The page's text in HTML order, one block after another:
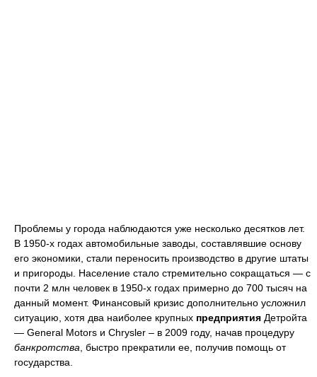
Проблемы у города наблюдаются уже несколько десятков лет.
В 1950-х годах автомобильные заводы, составлявшие основу
его экономики, стали переносить производство в другие штаты
и пригороды. Население стало стремительно сокращаться — с
почти 2 млн человек в 1950-х годах примерно до 700 тысяч на
данный момент. Финансовый кризис дополнительно усложнил
ситуацию, хотя два наиболее крупных предприятия Детройта
— General Motors и Chrysler – в 2009 году, начав процедуру
банкротства, быстро прекратили ее, получив помощь от
государства.